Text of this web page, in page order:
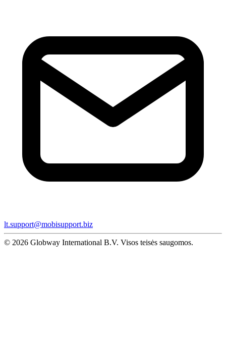
lt.support@mobisupport.biz
© 2026 Globway International B.V. Visos teisės saugomos.